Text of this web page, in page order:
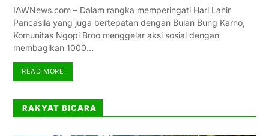
IAWNews.com – Dalam rangka memperingati Hari Lahir
Pancasila yang juga bertepatan dengan Bulan Bung Karno,
Komunitas Ngopi Broo menggelar aksi sosial dengan
membagikan 1000…
READ MORE
RAKYAT BICARA